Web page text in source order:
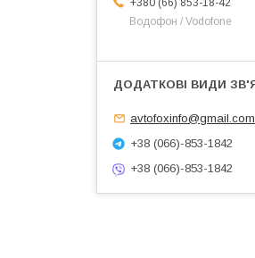
+380 (66) 853-18-42
Водофон / Vodofone
avtofoxinfo@gmail.com
+38 (066)-853-1842
+38 (066)-853-1842